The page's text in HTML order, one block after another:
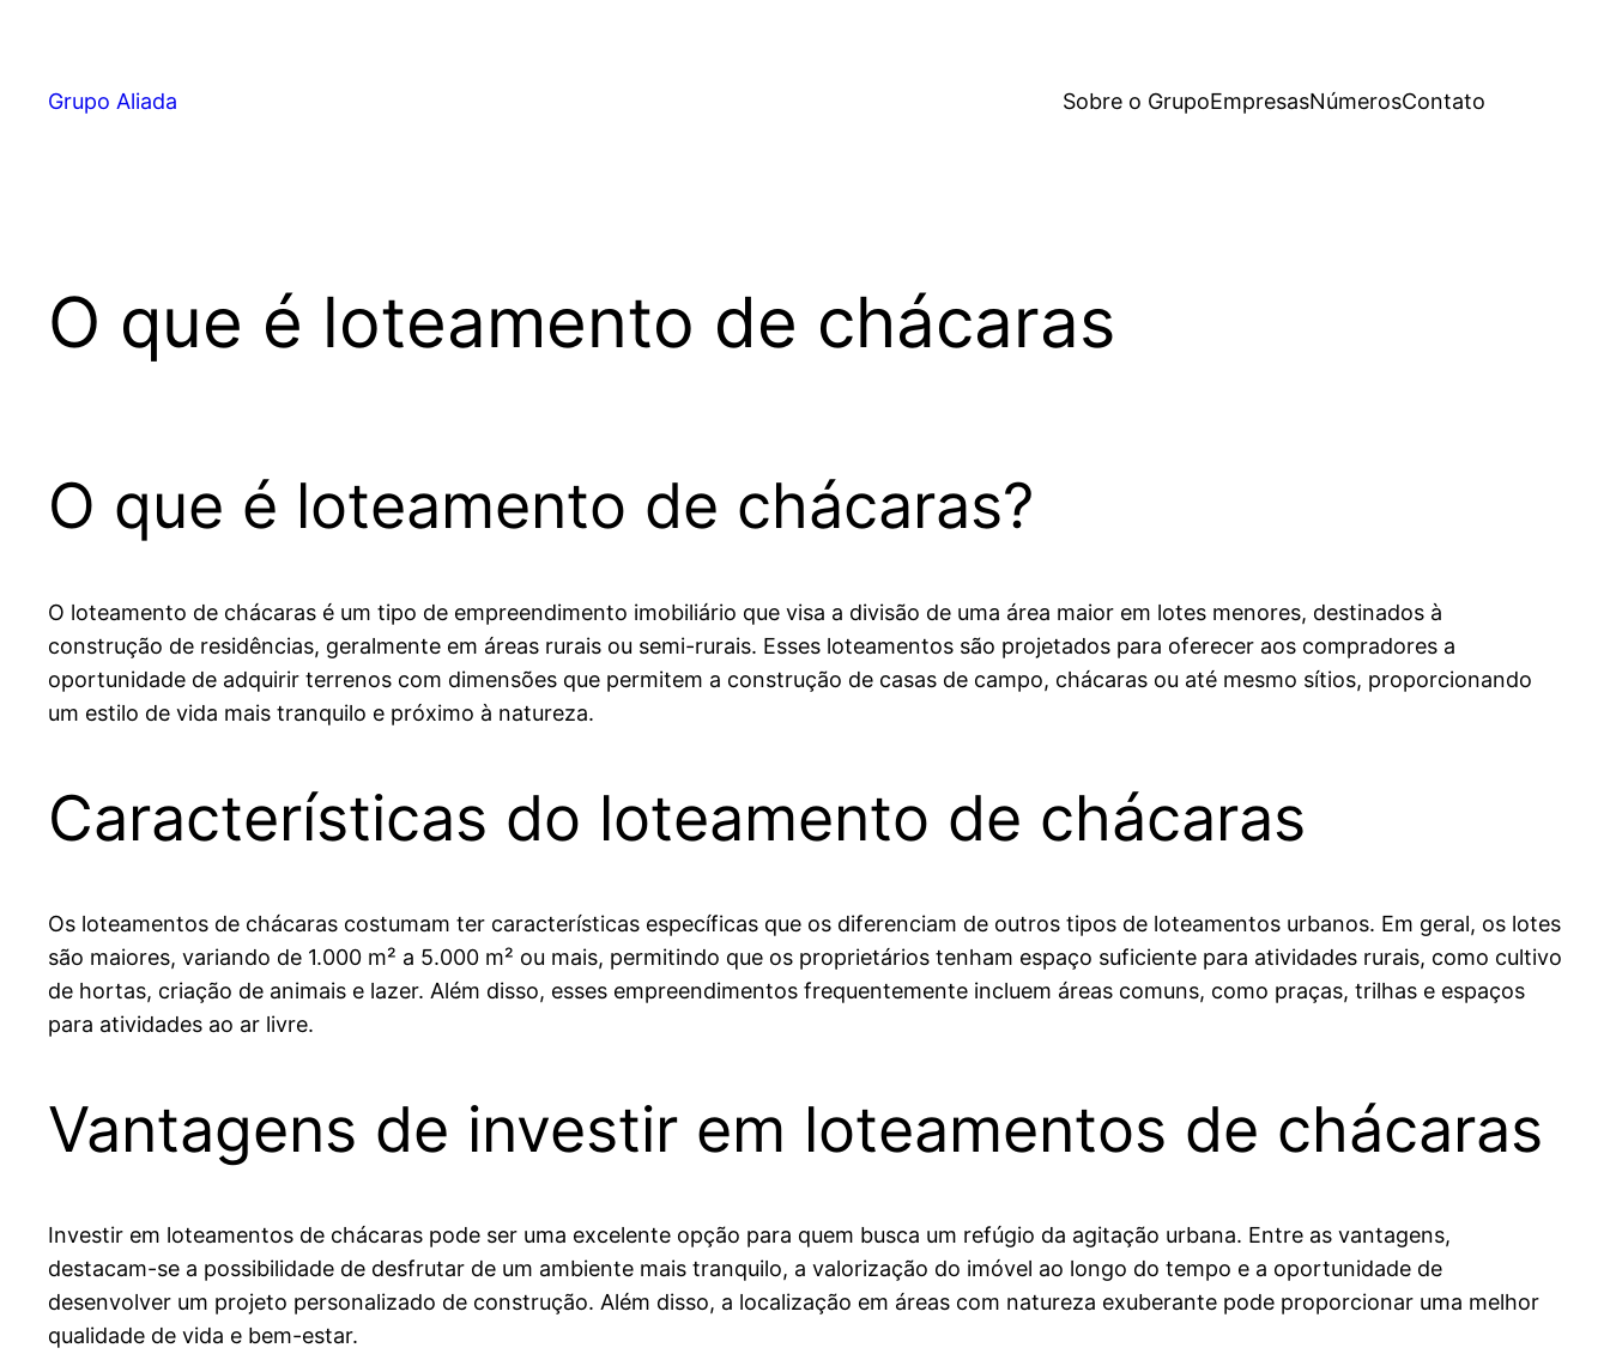
Grupo Aliada Sobre o GrupoEmpresasNúmerosContato
O que é loteamento de chácaras
O que é loteamento de chácaras?
O loteamento de chácaras é um tipo de empreendimento imobiliário que visa a divisão de uma área maior em lotes menores, destinados à
construção de residências, geralmente em áreas rurais ou semi-rurais. Esses loteamentos são projetados para oferecer aos compradores a
oportunidade de adquirir terrenos com dimensões que permitem a construção de casas de campo, chácaras ou até mesmo sítios, proporcionando
um estilo de vida mais tranquilo e próximo à natureza.
Características do loteamento de chácaras
Os loteamentos de chácaras costumam ter características específicas que os diferenciam de outros tipos de loteamentos urbanos. Em geral, os lotes
são maiores, variando de 1.000 m² a 5.000 m² ou mais, permitindo que os proprietários tenham espaço suficiente para atividades rurais, como cultivo
de hortas, criação de animais e lazer. Além disso, esses empreendimentos frequentemente incluem áreas comuns, como praças, trilhas e espaços
para atividades ao ar livre.
Vantagens de investir em loteamentos de chácaras
Investir em loteamentos de chácaras pode ser uma excelente opção para quem busca um refúgio da agitação urbana. Entre as vantagens,
destacam-se a possibilidade de desfrutar de um ambiente mais tranquilo, a valorização do imóvel ao longo do tempo e a oportunidade de
desenvolver um projeto personalizado de construção. Além disso, a localização em áreas com natureza exuberante pode proporcionar uma melhor
qualidade de vida e bem-estar.